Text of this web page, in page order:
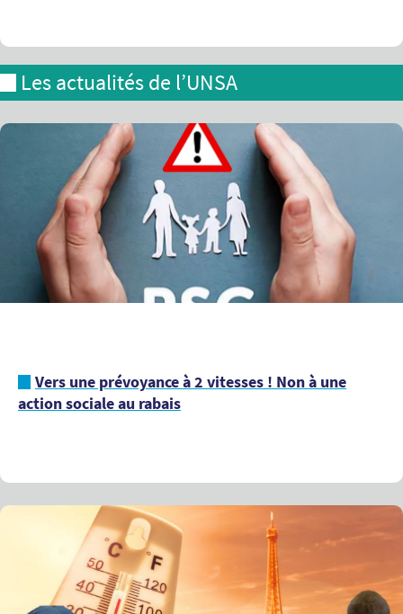
Les actualités de l’UNSA
Vers une prévoyance à 2 vitesses ! Non à une
action sociale au rabais